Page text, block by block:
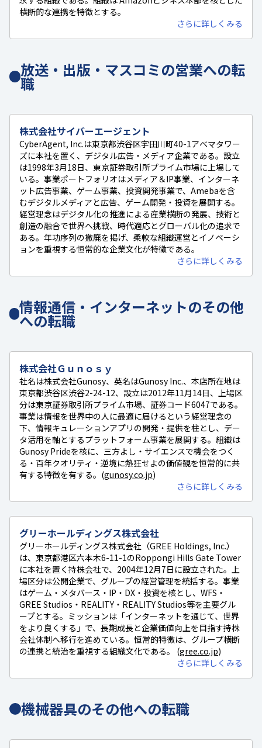
横断的な連携を特徴とする。
さらに詳しくみる
放送・出版・マスコミの営業への転
職
株式会社サイバーエージェント
CyberAgent, Inc.は東京都渋谷区宇田川町40-1アベマタワー
ズに本社を置く、デジタル広告・メディア企業である。設立
は1998年3月18日、東京証券取引所プライム市場に上場して
いる。事業ポートフォリオはメディア＆IP事業、インターネ
ット広告事業、ゲーム事業、投資開発事業で、Amebaを含
むデジタルメディアと広告、ゲーム開発・投資を展開する。
経営理念はデジタル化の推進による産業横断の発展、技術と
創造の融合で世界へ挑戦、時代適応とグローバル化の追求で
ある。年功序列の撤廃を掲げ、柔軟な組織運営とイノベーシ
ョンを重視する恒常的な企業文化が特徴である。
さらに詳しくみる
情報通信・インターネットのその他
への転職
株式会社Ｇｕｎｏｓｙ
社名は株式会社Gunosy、英名はGunosy Inc.、本店所在地は
東京都渋谷区渋谷2-24-12、設立は2012年11月14日、上場区
分は東京証券取引所プライム市場、証券コード6047である。
事業は情報を世界中の人に最適に届けるという経営理念の
下、情報キュレーションアプリの開発・提供を柱とし、デー
タ活用を軸とするプラットフォーム事業を展開する。組織は
Gunosy Prideを核に、三方よし・サイエンスで機会をつく
る・百年クオリティ・逆境に熱狂せよの価値観を恒常的に共
有する特徴を有する。(gunosy.co.jp)
さらに詳しくみる
グリーホールディングス株式会社
グリーホールディングス株式会社（GREE Holdings, Inc.）
は、東京都港区六本木6-11-1のRoppongi Hills Gate Tower
に本社を置く持株会社で、2004年12月7日に設立された。上
場区分は公開企業で、グループの経営管理を統括する。事業
はゲーム・メタバース・IP・DX・投資を核とし、WFS・
GREE Studios・REALITY・REALITY Studios等を主要グル
ープとする。ミッションは「インターネットを通じて、世界
をより良くする」で、長期成長と企業価値向上を目指す持株
会社体制へ移行を進めている。恒常的特徴は、グループ横断
の連携と統治を重視する組織文化である。 (gree.co.jp)
さらに詳しくみる
機械器具のその他への転職